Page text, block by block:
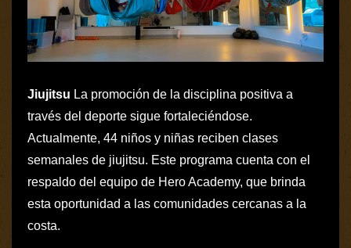
Jiujitsu La promoción de la disciplina positiva a
través del deporte sigue fortaleciéndose.
Actualmente, 44 niños y niñas reciben clases
semanales de jiujitsu. Este programa cuenta con el
respaldo del equipo de Hero Academy, que brinda
esta oportunidad a las comunidades cercanas a la
costa.